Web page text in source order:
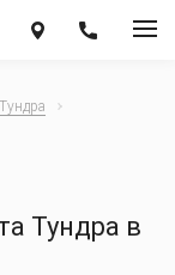
Тундра в